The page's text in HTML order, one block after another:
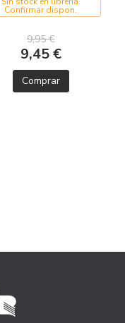
Confirmar dispon.
9,95 €
9,45 €
Comprar